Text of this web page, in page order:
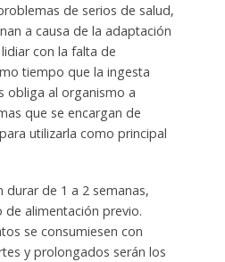
de serios de salud,
a causa de la adaptación
con la falta de
tiempo que la ingesta
obliga al organismo a
que se encargan de
utilizarla como principal
durar de 1 a 2 semanas,
alimentación previo.
se consumiesen con
y prolongados serán los